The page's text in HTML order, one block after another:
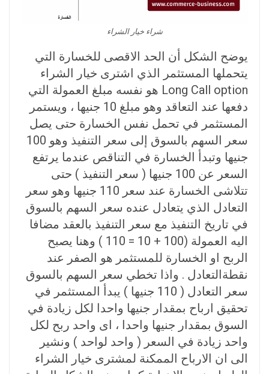
شراء خيار الشراء
يوضح الشكل أن الحد الاقصى للخسارة التي
يتحملها المستثمر الذي اشترى خيار الشراء
Long Call option هو نفسه مبلغ العمولة التي
دفعها عند التعاقد وهو مبلغ 10 جنيها ، ويستمر
المستثمر في تحمل نفس الخسارة حتى يصل
سعر السهم بالسوق إلى سعر التنفيذ وهو 100
جنيها وتبدأ الخسارة في التناقص عندما يرتفع
السعر عن 100 جنيها ( سعر التنفيذ ) حتى
تتلاشى الخسارة عند سعر 110 جنيها وهو سعر
التعادل الذي يتعادل عنده سعر السهم بالسوق
في تاريخ التنفيذ مع سعر التنفيذ بالعقد مضافا
اليه العمولة (100 + 10 = 110 ) وهنا يصبح
الربح او الخسارة للمستثمر هو الصفر عند
نقطةالتعادل . واذا تخطي سعر السهم بالسوق
سعر التعادل ( 110 جنيها ) يبدأ المستثمر في
تحقيق ارباح بمقدار جنيها واحدا لكل زيادة في
السوق بمقدار جنيها واحدا ، ای واحد ربح لكل
واحد زيادة في السعر ( واحد لواحد ) ونشير
الى ان الارباح الممكنة لمشترى خيار الشراء